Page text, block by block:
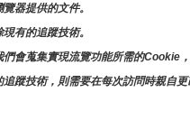
器提供的文件。
有的追蹤技術。
會蒐集實現流覽功能所需的Cookie
蹤技術，則需要在每次訪問時親自